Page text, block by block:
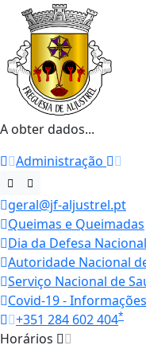
A obter dados...
Administração
geral@jf-aljustrel.pt
Queimas e Queimadas
Dia da Defesa Nacional
Autoridade Nacional
Serviço Nacional de
Covid-19 - Informações
+351 284 602 404*
Horários